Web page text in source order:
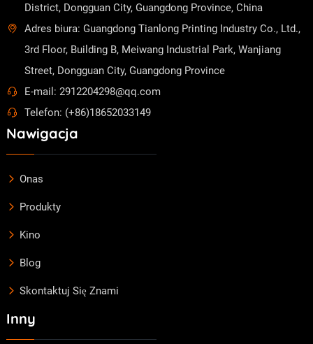
District, Dongguan City, Guangdong Province, China
Adres biura: Guangdong Tianlong Printing Industry Co., Ltd.,
3rd Floor, Building B, Meiwang Industrial Park, Wanjiang
Street, Dongguan City, Guangdong Province
E-mail: 2912204298@qq.com
Telefon: (+86)18652033149
Nawigacja
Onas
Produkty
Kino
Blog
Skontaktuj Się Znami
Inny